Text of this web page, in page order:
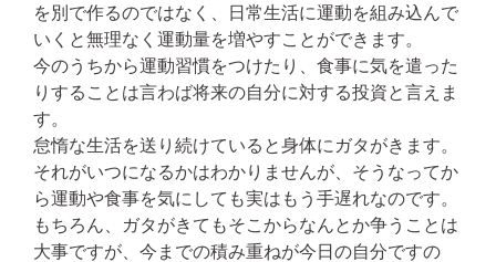
を別で作るのではなく、日常生活に運動を組み込んで
いくと無理なく運動量を増やすことができます。
今のうちから運動習慣をつけたり、食事に気を遣った
りすることは言わば将来の自分に対する投資と言えま
す。
怠惰な生活を送り続けていると身体にガタがきます。
それがいつになるかはわかりませんが、そうなってか
ら運動や食事を気にしても実はもう手遅れなのです。
もちろん、ガタがきてもそこからなんとか争うことは
大事ですが、今までの積み重ねが今日の自分ですの